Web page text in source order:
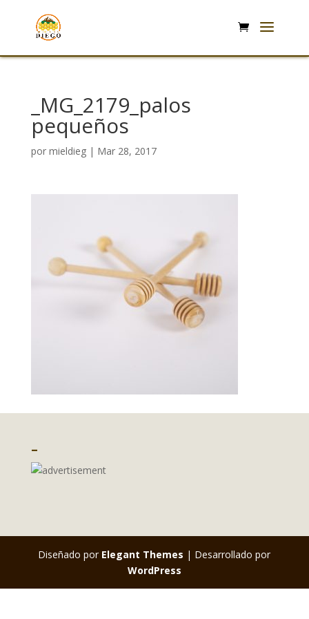
_MG_2179_palos
pequeños
por mieldieg| Mar 28, 2017
–
Diseñado por Elegant Themes | Desarrollado por
WordPress